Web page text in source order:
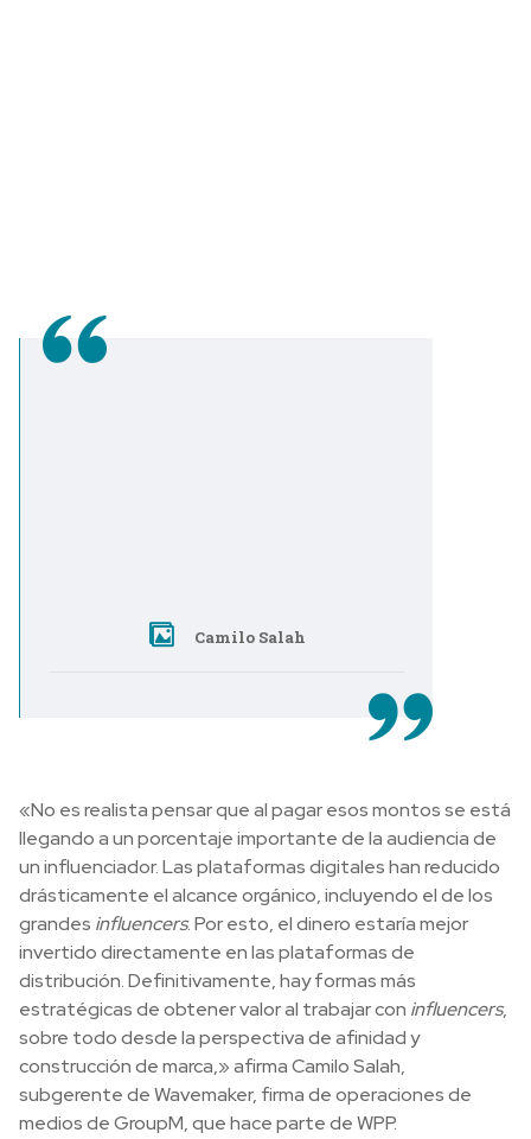
Camilo Salah
«No es realista pensar que al pagar esos montos se está
llegando a un porcentaje importante de la audiencia de
un influenciador. Las plataformas digitales han reducido
drásticamente el alcance orgánico, incluyendo el de los
grandes influencers. Por esto, el dinero estaría mejor
invertido directamente en las plataformas de
distribución. Definitivamente, hay formas más
estratégicas de obtener valor al trabajar con influencers,
sobre todo desde la perspectiva de afinidad y
construcción de marca,» afirma Camilo Salah,
subgerente de Wavemaker, firma de operaciones de
medios de GroupM, que hace parte de WPP.